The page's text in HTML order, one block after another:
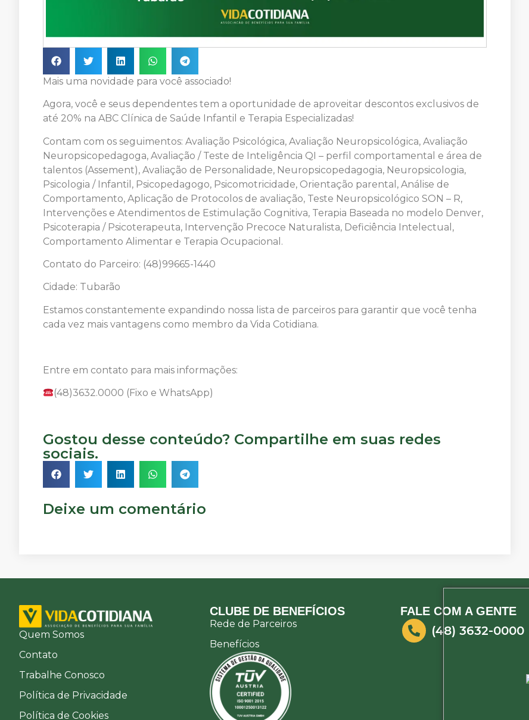
Mais uma novidade para você associado!
Agora, você e seus dependentes tem a oportunidade de aproveitar descontos exclusivos de
até 20% na ABC Clínica de Saúde Infantil e Terapia Especializadas!
Contam com os seguimentos: Avaliação Psicológica, Avaliação Neuropsicológica, Avaliação
Neuropsicopedagoga, Avaliação / Teste de Inteligência QI – perfil comportamental e área de
talentos (Assement), Avaliação de Personalidade, Neuropsicopedagogia, Neuropsicologia,
Psicologia / Infantil, Psicopedagogo, Psicomotricidade, Orientação parental, Análise de
Comportamento, Aplicação de Protocolos de avaliação, Teste Neuropsicológico SON – R,
Intervenções e Atendimentos de Estimulação Cognitiva, Terapia Baseada no modelo Denver,
Psicoterapia / Psicoterapeuta, Intervenção Precoce Naturalista, Deficiência Intelectual,
Comportamento Alimentar e Terapia Ocupacional.
Contato do Parceiro: (48)99665-1440
Cidade: Tubarão
Estamos constantemente expandindo nossa lista de parceiros para garantir que você tenha
cada vez mais vantagens como membro da Vida Cotidiana.
Entre em contato para mais informações:
(48)3632.0000 (Fixo e WhatsApp)
Gostou desse conteúdo? Compartilhe em suas redes
sociais.
Deixe um comentário
Quem Somos
Contato
Trabalhe Conosco
Política de Privacidade
Política de Cookies
CLUBE DE BENEFÍCIOS
Rede de Parceiros
Benefícios
FALE COM A GENTE
(48) 3632-0000